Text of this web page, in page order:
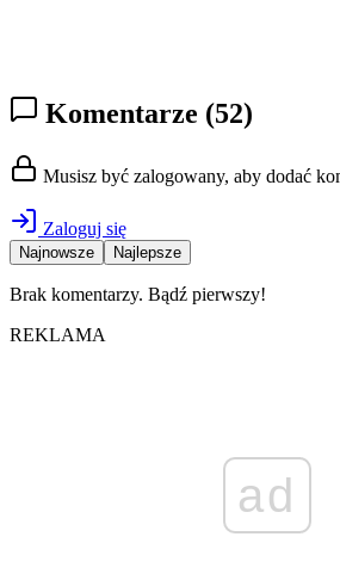
Komentarze (52)
Musisz być zalogowany, aby dodać
Zaloguj się
Najnowsze Najlepsze
Brak komentarzy. Bądź pierwszy!
REKLAMA
ad